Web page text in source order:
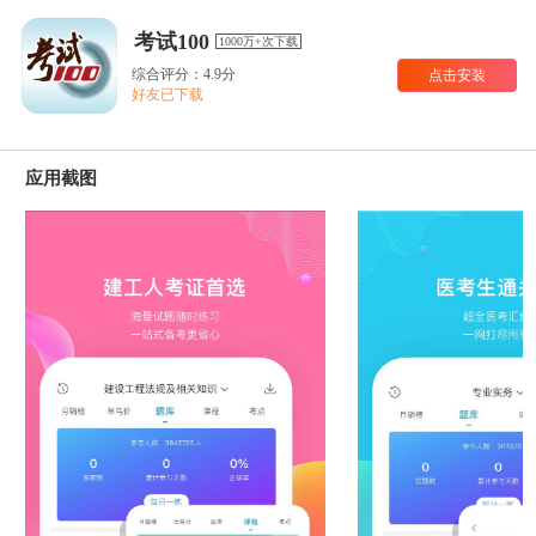
考试100 1000万+次下载
综合评分：4.9分
好友已下载
点击安装
应用截图